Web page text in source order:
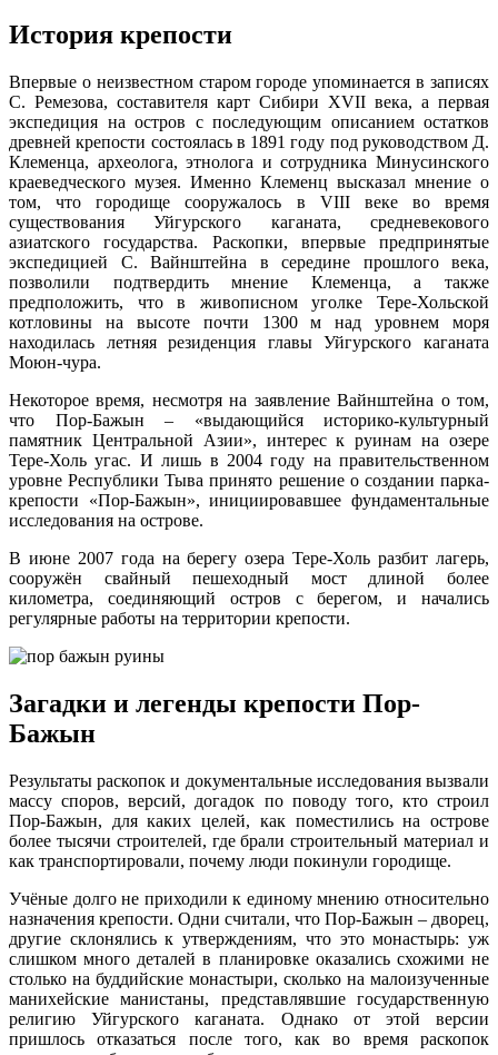
История крепости
Впервые о неизвестном старом городе упоминается в записях
С. Ремезова, составителя карт Сибири XVII века, а первая
экспедиция на остров с последующим описанием остатков
древней крепости состоялась в 1891 году под руководством Д.
Клеменца, археолога, этнолога и сотрудника Минусинского
краеведческого музея. Именно Клеменц высказал мнение о
том, что городище сооружалось в VIII веке во время
существования Уйгурского каганата, средневекового
азиатского государства. Раскопки, впервые предпринятые
экспедицией С. Вайнштейна в середине прошлого века,
позволили подтвердить мнение Клеменца, а также
предположить, что в живописном уголке Тере-Хольской
котловины на высоте почти 1300 м над уровнем моря
находилась летняя резиденция главы Уйгурского каганата
Моюн-чура.
Некоторое время, несмотря на заявление Вайнштейна о том,
что Пор-Бажын – «выдающийся историко-культурный
памятник Центральной Азии», интерес к руинам на озере
Тере-Холь угас. И лишь в 2004 году на правительственном
уровне Республики Тыва принято решение о создании парка-
крепости «Пор-Бажын», инициировавшее фундаментальные
исследования на острове.
В июне 2007 года на берегу озера Тере-Холь разбит лагерь,
сооружён свайный пешеходный мост длиной более
километра, соединяющий остров с берегом, и начались
регулярные работы на территории крепости.
Загадки и легенды крепости Пор-
Бажын
Результаты раскопок и документальные исследования вызвали
массу споров, версий, догадок по поводу того, кто строил
Пор-Бажын, для каких целей, как поместились на острове
более тысячи строителей, где брали строительный материал и
как транспортировали, почему люди покинули городище.
Учёные долго не приходили к единому мнению относительно
назначения крепости. Одни считали, что Пор-Бажын – дворец,
другие склонялись к утверждениям, что это монастырь: уж
слишком много деталей в планировке оказались схожими не
столько на буддийские монастыри, сколько на малоизученные
манихейские манистаны, представлявшие государственную
религию Уйгурского каганата. Однако от этой версии
пришлось отказаться после того, как во время раскопок